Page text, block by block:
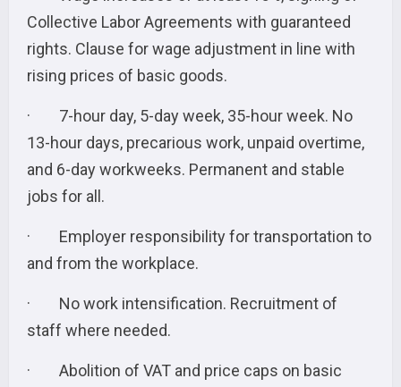
Collective Labor Agreements with guaranteed
rights. Clause for wage adjustment in line with
rising prices of basic goods.
· 7-hour day, 5-day week, 35-hour week. No
13-hour days, precarious work, unpaid overtime,
and 6-day workweeks. Permanent and stable
jobs for all.
· Employer responsibility for transportation to
and from the workplace.
· No work intensification. Recruitment of
staff where needed.
· Abolition of VAT and price caps on basic